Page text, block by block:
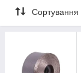
Сортування